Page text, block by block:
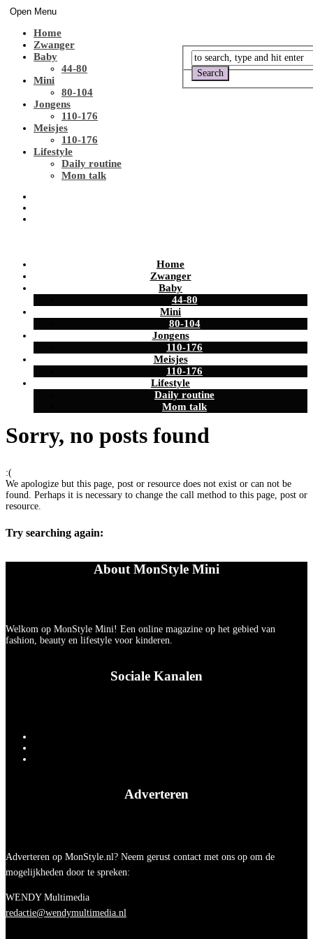
Open Menu
Home
Zwanger
Baby
44-80
Mini
80-104
Jongens
110-176
Meisjes
110-176
Lifestyle
Daily routine
Mom talk
Home
Zwanger
Baby
44-80
Mini
80-104
Jongens
110-176
Meisjes
110-176
Lifestyle
Daily routine
Mom talk
Sorry, no posts found
:(
We apologize but this page, post or resource does not exist or can not be
found. Perhaps it is necessary to change the call method to this page, post or
resource.
Try searching again:
About MonStyle Mini
Welkom op MonStyle Mini! Een online magazine op het gebied van
fashion, beauty en lifestyle voor kinderen.
Sociale Kanalen
Adverteren
Adverteren op MonStyle.nl? Neem gerust contact met ons op om de
mogelijkheden door te spreken:
WENDY Multimedia
redactie@wendymultimedia.nl